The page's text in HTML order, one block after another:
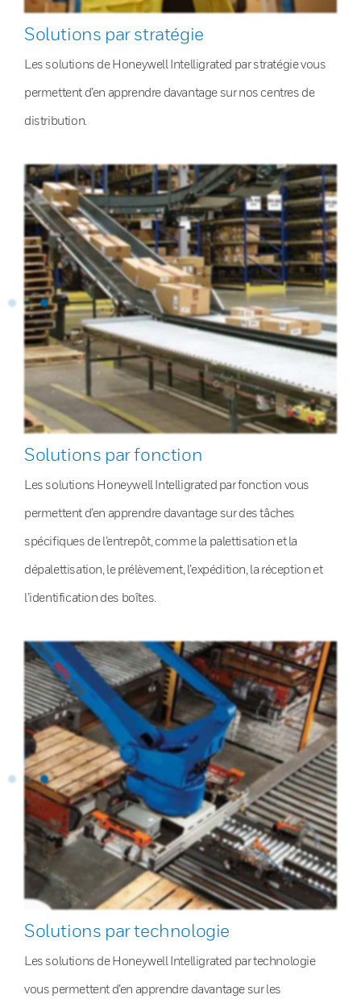
Solutions par stratégie
Les solutions de Honeywell Intelligrated par stratégie vous
permettent d’en apprendre davantage sur nos centres de
distribution.
Solutions par fonction
Les solutions Honeywell Intelligrated par fonction vous
permettent d’en apprendre davantage sur des tâches
spécifiques de l’entrepôt, comme la palettisation et la
dépalettisation, le prélèvement, l’expédition, la réception et
l’identification des boîtes.
Solutions par technologie
Les solutions de Honeywell Intelligrated par technologie
vous permettent d’en apprendre davantage sur les